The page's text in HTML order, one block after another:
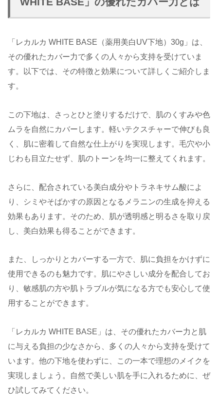
「レカルカ WHITE BASE（薬用美白UV下地）30g」は、
その優れたカバー力で多くの人々から支持を受けていま
す。以下では、その特徴と効果について詳しくご紹介しま
す。
この下地は、さっとひと塗りするだけで、肌のくすみや色
ムラを自然にカバーします。軽いテクスチャーで伸びも良
く、肌に密着して自然な仕上がりを実現します。毛穴や小
じわも目立たせず、肌のトーンを均一に整えてくれます。
さらに、配合されている美白成分やトラネキサム酸によ
り、シミやそばかすの原因となるメラニンの生成を抑える
効果もあります。そのため、肌が透明感と明るさを取り戻
し、美白効果も得ることができます。
また、しっかりとカバーする一方で、肌に負担をかけずに
使用できるのも魅力です。肌にやさしい成分を配合してお
り、敏感肌の方や肌トラブルが気になる方でも安心して使
用することができます。
「レカルカ WHITE BASE」は、その優れたカバー力と肌
に与える負担の少なさから、多くの人々から支持を受けて
います。他の下地を使わずに、この一本で理想のメイクを
実現しましょう。自然で美しい肌を手に入れるために、ぜ
ひ試してみてください。